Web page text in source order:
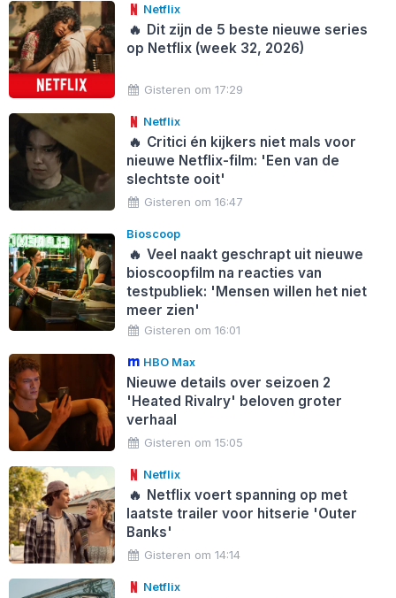
Netflix
🔥 Dit zijn de 5 beste nieuwe series
op Netflix (week 32, 2026)
Gisteren om 17:29
Netflix
🔥 Critici én kijkers niet mals voor
nieuwe Netflix-film: 'Een van de
slechtste ooit'
Gisteren om 16:47
Bioscoop
🔥 Veel naakt geschrapt uit nieuwe
bioscoopfilm na reacties van
testpubliek: 'Mensen willen het niet
meer zien'
Gisteren om 16:01
HBO Max
Nieuwe details over seizoen 2
'Heated Rivalry' beloven groter
verhaal
Gisteren om 15:05
Netflix
🔥 Netflix voert spanning op met
laatste trailer voor hitserie 'Outer
Banks'
Gisteren om 14:14
Netflix